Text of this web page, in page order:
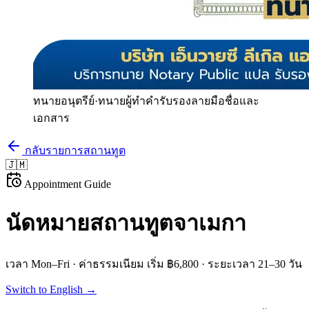
ทนายอนุตรีย์·ทนายผู้ทำคำรับรองลายมือชื่อและ
เอกสาร
กลับรายการสถานทูต
🇯🇲
Appointment Guide
นัดหมายสถานทูตจาเมกา
เวลา Mon–Fri · ค่าธรรมเนียม เริ่ม ฿6,800 · ระยะเวลา 21–30 วัน
Switch to English →